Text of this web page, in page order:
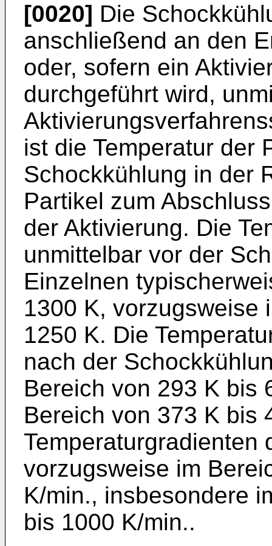
[0020] Die
anschließend an den
oder, sofern ein
durchgeführt wird,
ist die Temperatur der
Schockkühlung in der
Partikel zum
der Aktivierung. Die
unmittelbar vor der
Einzelnen
1300 K, vorzugsweise
1250 K. Die
nach der
Bereich von 293 K bis
Bereich von 373 K bis
Temperaturgradienten
vorzugsweise im
K/min., insbesondere
bis 1000 K/min..